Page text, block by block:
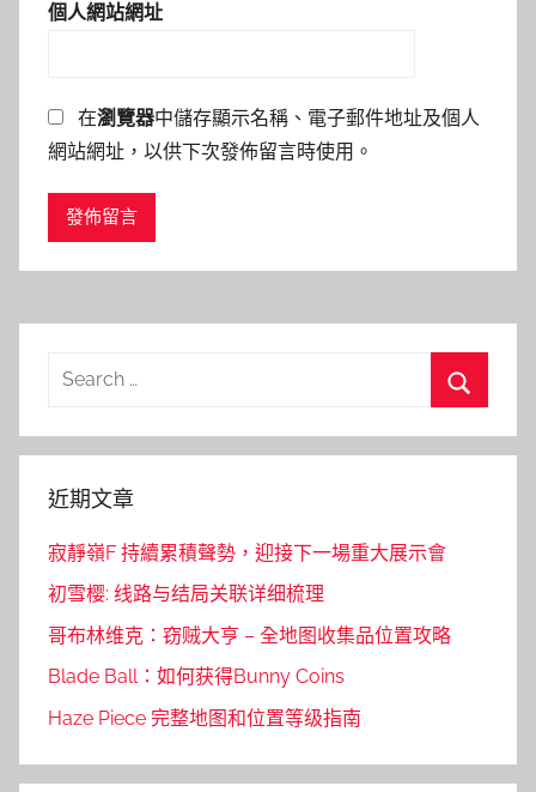
個人網站網址
在瀏覽器中儲存顯示名稱、電子郵件地址及個人
網站網址，以供下次發佈留言時使用。
Search
近期文章
寂靜嶺F 持續累積聲勢，迎接下一場重大展示會
初雪樱: 线路与结局关联详细梳理
哥布林维克：窃贼大亨 – 全地图收集品位置攻略
Blade Ball：如何获得Bunny Coins
Haze Piece 完整地图和位置等级指南